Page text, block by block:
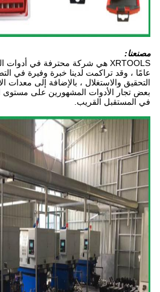
مصنعنا:
عامًا ، وقد تراكمت لدينا خبرة وفيرة في
التحقيق والاستغلال ، بالإضافة إلى معدات
بعض تجار الأدوات المشهورين على مستوى
في المستقبل القريب.